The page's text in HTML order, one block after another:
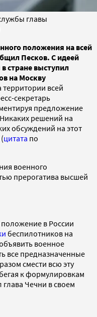
главы
положения на всей
Песков. С идеей
стране выступил
на Москву
всей
секретарь
предложение
решений на
обсуждений на этот
цитата по
военного
прерогатива высшей
в России
беспилотников на
военное
все предназначенные
смести всю эту
к формулировкам
Чечни в своем